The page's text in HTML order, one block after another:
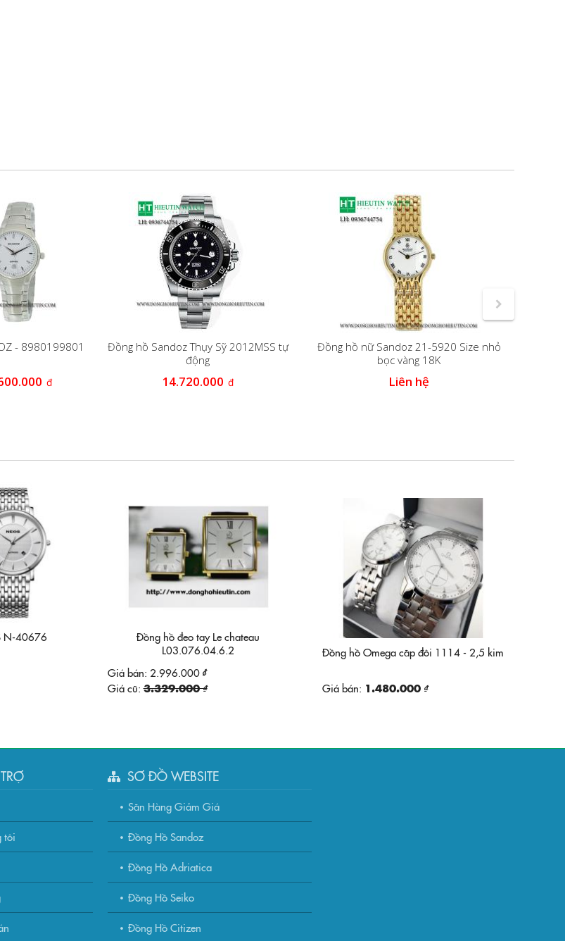
- 8980199801
đ
Đồng hồ Sandoz Thụy Sỹ 2012MSS tự
động
14.720.000 đ
Đồng hồ nữ Sandoz 21-5920 Size nhỏ
bọc vàng 18K
Liên hệ
N-40676
Đồng hồ đeo tay Le chateau
L03.076.04.6.2
Giá bán: 2.996.000 ₫
Giá cũ: 3.329.000 ₫
Đồng hồ Omega căp đôi 1114 - 2,5 kim
Giá bán: 1.480.000 ₫
tôi
SƠ ĐỒ WEBSITE
Săn Hàng Giảm Giá
Đồng Hồ Sandoz
Đồng Hồ Adriatica
Đồng Hồ Seiko
Đồng Hồ Citizen